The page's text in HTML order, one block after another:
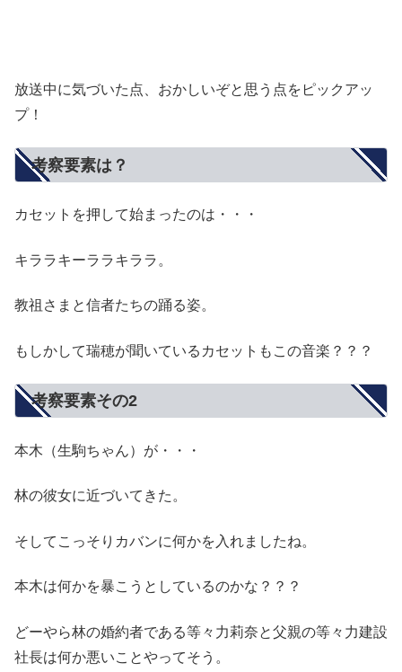
放送中に気づいた点、おかしいぞと思う点をピックアッ
プ！
考察要素は？
カセットを押して始まったのは・・・
キララキーララキララ。
教祖さまと信者たちの踊る姿。
もしかして瑞穂が聞いているカセットもこの音楽？？？
考察要素その2
本木（生駒ちゃん）が・・・
林の彼女に近づいてきた。
そしてこっそりカバンに何かを入れましたね。
本木は何かを暴こうとしているのかな？？？
どーやら林の婚約者である等々力莉奈と父親の等々力建設
社長は何か悪いことやってそう。